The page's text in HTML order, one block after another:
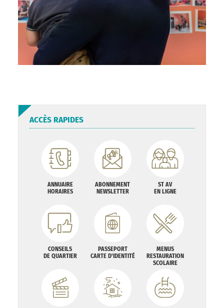
ACCÈS RAPIDES
ANNUAIRE
HORAIRES
ABONNEMENT
NEWSLETTER
ST AV
EN LIGNE
CONSEILS
DE QUARTIER
PASSEPORT
CARTE D'IDENTITÉ
MENUS
RESTAURATION
SCOLAIRE